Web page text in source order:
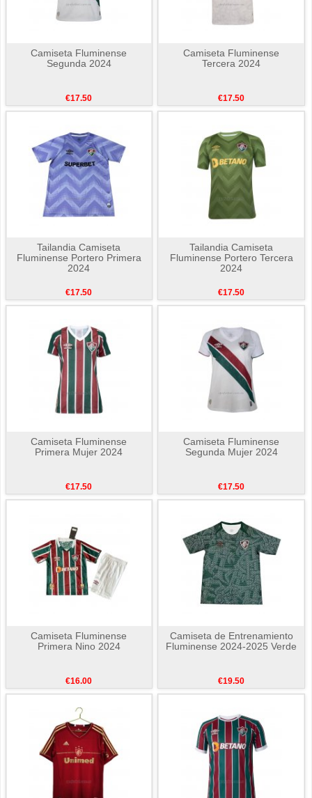
Camiseta Fluminense
Segunda 2024
€17.50
Camiseta Fluminense
Tercera 2024
€17.50
Tailandia Camiseta
Fluminense Portero Primera
2024
€17.50
Tailandia Camiseta
Fluminense Portero Tercera
2024
€17.50
Camiseta Fluminense
Primera Mujer 2024
€17.50
Camiseta Fluminense
Segunda Mujer 2024
€17.50
Camiseta Fluminense
Primera Nino 2024
€16.00
Camiseta de Entrenamiento
Fluminense 2024-2025 Verde
€19.50